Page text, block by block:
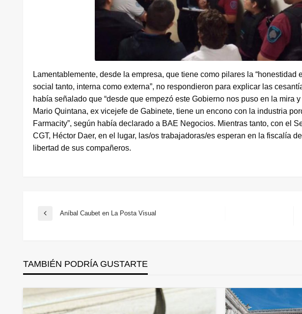
Lamentablemente, desde la empresa, que tiene como pilares la “honestidad
social tanto, interna como externa”, no respondieron para explicar las
había señalado que “desde que empezó este Gobierno nos puso en la mira
Mario Quintana, ex vicejefe de Gabinete, tiene un encono con la industria
Farmacity”, según había declarado a BAE Negocios. Mientras tanto, con el
CGT, Héctor Daer, en el lugar, las/os trabajadoras/es esperan en la fiscalía
libertad de sus compañeros.
Navegación
entradas
Entrada
Aníbal Caubet en La Posta Visual
TAMBIÉN PODRÍA GUSTARTE